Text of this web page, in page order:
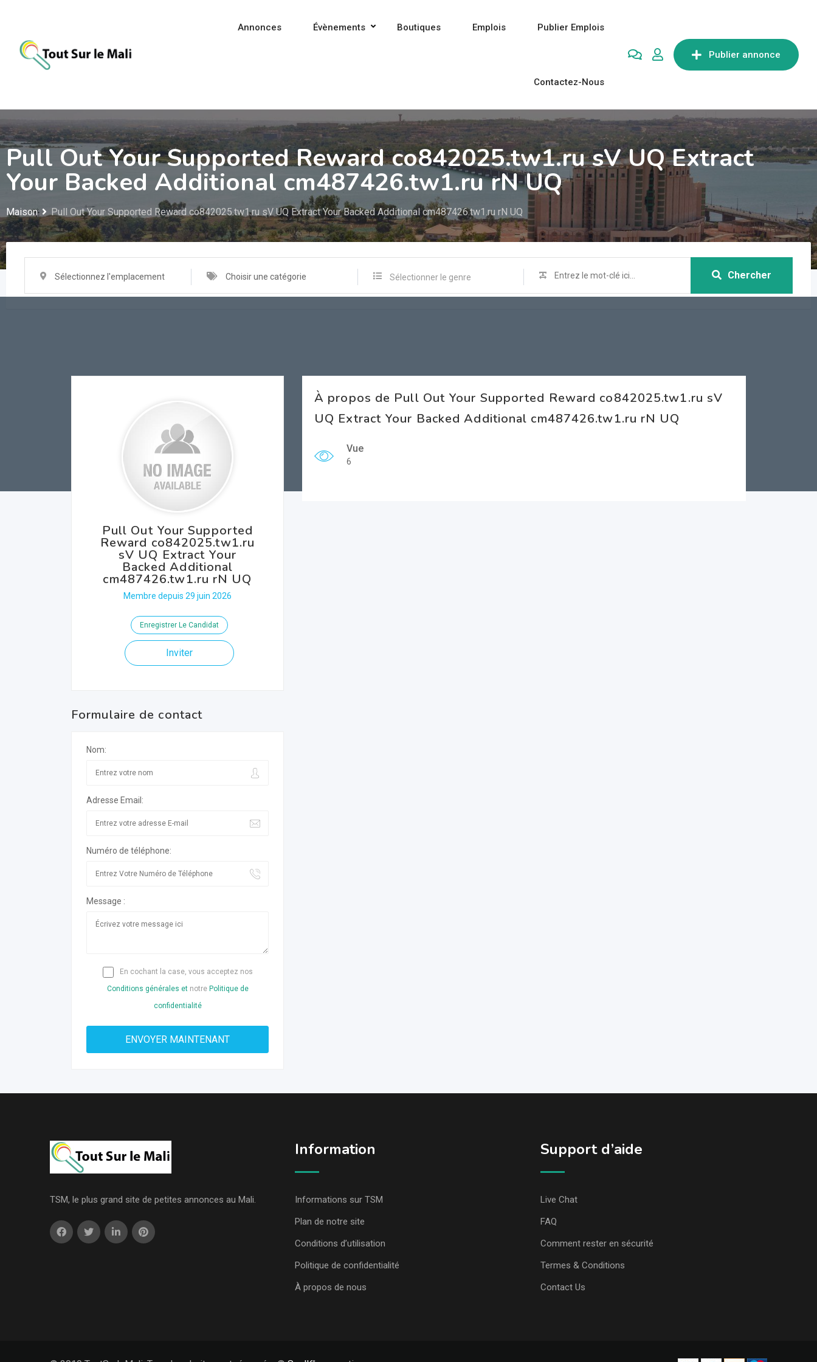
contenu
Publier annonce
Annonces Évènements Boutiques Emplois Publier Emplois
Contactez-Nous
Pull Out Your Supported Reward co842025.tw1.ru sV UQ Extract
Your Backed Additional cm487426.tw1.ru rN UQ
Maison Pull Out Your Supported Reward co842025.tw1.ru sV UQ Extract Your Backed Additional cm487426.tw1.ru rN UQ
Sélectionnez l'emplacement Choisir une catégorie Sélectionner le genre Chercher
Pull Out Your Supported
Reward co842025.tw1.ru
sV UQ Extract Your
Backed Additional
cm487426.tw1.ru rN UQ
Membre depuis 29 juin 2026
Enregistrer Le Candidat
Inviter
Formulaire de contact
Nom:
Adresse Email:
Numéro de téléphone:
Message :
En cochant la case, vous acceptez nos
Conditions générales etnotre Politique de
confidentialité
À propos de Pull Out Your Supported Reward co842025.tw1.ru sV
UQ Extract Your Backed Additional cm487426.tw1.ru rN UQ
Vue
6
TSM, le plus grand site de petites annonces au Mali.
Information
Informations sur TSM
Plan de notre site
Conditions d’utilisation
Politique de confidentialité
À propos de nous
Support d’aide
Live Chat
FAQ
Comment rester en sécurité
Termes & Conditions
Contact Us